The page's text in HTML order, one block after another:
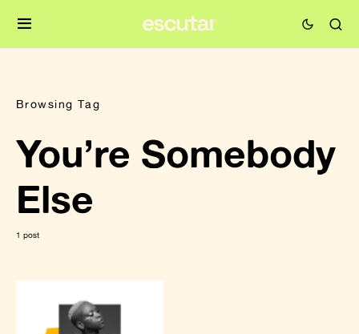
Browsing Tag
You’re Somebody
Else
1 post